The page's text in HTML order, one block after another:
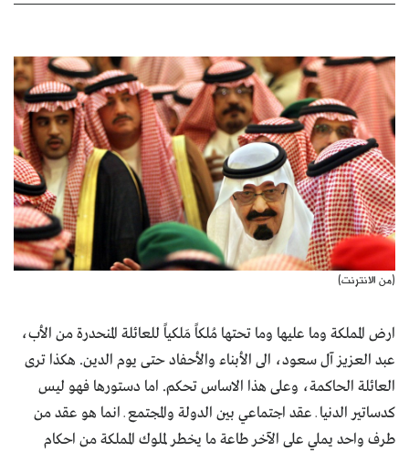
(من الانترنت)
ارض المملكة وما عليها وما تحتها مُلكاً مَلكياً للعائلة المنحدرة من الأب،
عبد العزيز آل سعود، الى الأبناء والأحفاد حتى يوم الدين. هكذا ترى
العائلة الحاكمة، وعلى هذا الاساس تحكم. اما دستورها فهو ليس
كدساتير الدنيا ـ عقد اجتماعي بين الدولة والمجتمع ـ انما هو عقد من
طرف واحد يملي على الآخر طاعة ما يخطر لملوك المملكة من احكام